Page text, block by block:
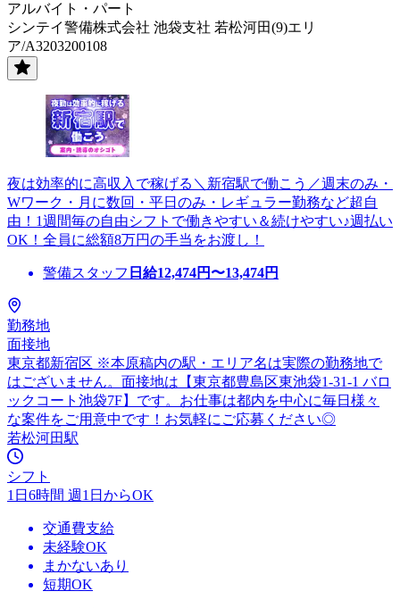
アルバイト・パート
シンテイ警備株式会社 池袋支社 若松河田(9)エリ
ア/A3203200108
夜は効率的に高収入で稼げる＼新宿駅で働こう／週末のみ・
Wワーク・月に数回・平日のみ・レギュラー勤務など超自
由！1週間毎の自由シフトで働きやすい＆続けやすい♪週払い
OK！全員に総額8万円の手当をお渡し！
警備スタッフ 日給12,474円〜13,474円
勤務地
面接地
東京都新宿区 ※本原稿内の駅・エリア名は実際の勤務地で
はございません。面接地は【東京都豊島区東池袋1-31-1 バロ
ックコート池袋7F】です。お仕事は都内を中心に毎日様々
な案件をご用意中です！お気軽にご応募ください◎
若松河田駅
シフト
1日6時間 週1日からOK
交通費支給
未経験OK
まかないあり
短期OK